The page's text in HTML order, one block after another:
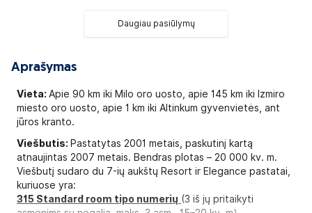
Daugiau pasiūlymų
Aprašymas
Vieta: Apie 90 km iki Milo oro uosto, apie 145 km iki Izmiro
miesto oro uosto, apie 1 km iki Altinkum gyvenvietės, ant
jūros kranto.
Viešbutis: Pastatytas 2001 metais, paskutinį kartą
atnaujintas 2007 metais. Bendras plotas – 20 000 kv. m.
Viešbutį sudaro du 7-ių aukštų Resort ir Elegance pastatai,
kuriuose yra:
315 Standard room tipo numerių (3 iš jų pritaikyti